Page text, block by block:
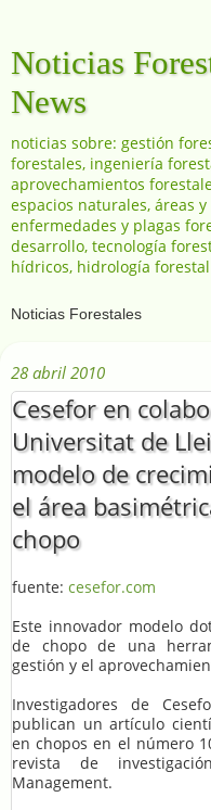
Noticias
News
noticias sobre: gestión
forestales, ingeniería
aprovechamientos
espacios naturales, áreas
enfermedades y plagas
desarrollo, tecnología
hídricos, hidrología forestal
28 abril 2010
Cesefor en
Universitat de
modelo de
el área
chopo
fuente: cesefor.com
Este innovador modelo
de chopo de una
gestión y el
Investigadores de
publican un artículo
en chopos en el número
revista de
Management.